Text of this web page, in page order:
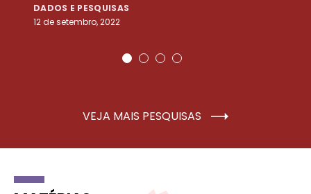
DADOS E PESQUISAS
12 de setembro, 2022
VEJA MAIS PESQUISAS